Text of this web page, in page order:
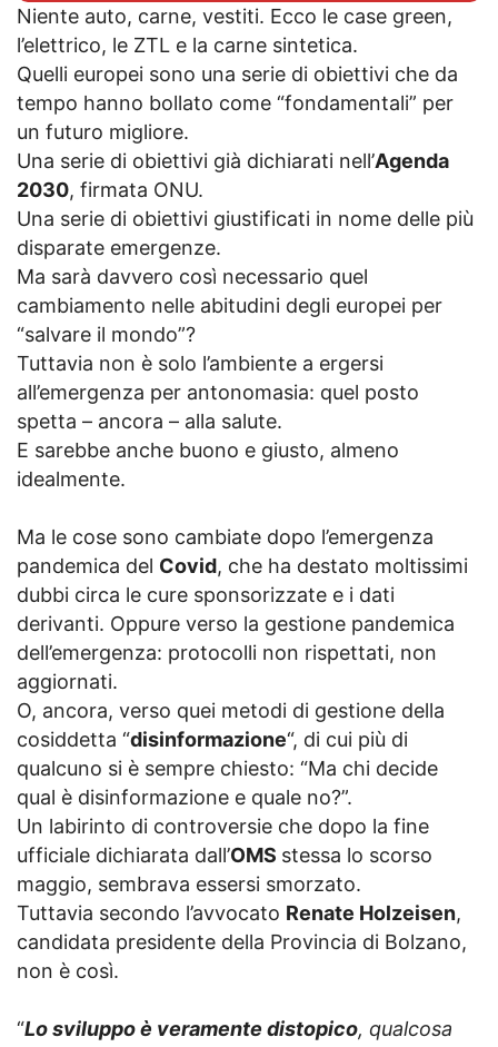
Niente auto, carne, vestiti. Ecco le case green,
l’elettrico, le ZTL e la carne sintetica.
Quelli europei sono una serie di obiettivi che da
tempo hanno bollato come “fondamentali” per
un futuro migliore.
Una serie di obiettivi già dichiarati nell’Agenda
2030, firmata ONU.
Una serie di obiettivi giustificati in nome delle più
disparate emergenze.
Ma sarà davvero così necessario quel
cambiamento nelle abitudini degli europei per
“salvare il mondo”?
Tuttavia non è solo l’ambiente a ergersi
all’emergenza per antonomasia: quel posto
spetta – ancora – alla salute.
E sarebbe anche buono e giusto, almeno
idealmente.
Ma le cose sono cambiate dopo l’emergenza
pandemica del Covid, che ha destato moltissimi
dubbi circa le cure sponsorizzate e i dati
derivanti. Oppure verso la gestione pandemica
dell’emergenza: protocolli non rispettati, non
aggiornati.
O, ancora, verso quei metodi di gestione della
cosiddetta “disinformazione“, di cui più di
qualcuno si è sempre chiesto: “Ma chi decide
qual è disinformazione e quale no?”.
Un labirinto di controversie che dopo la fine
ufficiale dichiarata dall’OMS stessa lo scorso
maggio, sembrava essersi smorzato.
Tuttavia secondo l’avvocato Renate Holzeisen,
candidata presidente della Provincia di Bolzano,
non è così.
“Lo sviluppo è veramente distopico, qualcosa